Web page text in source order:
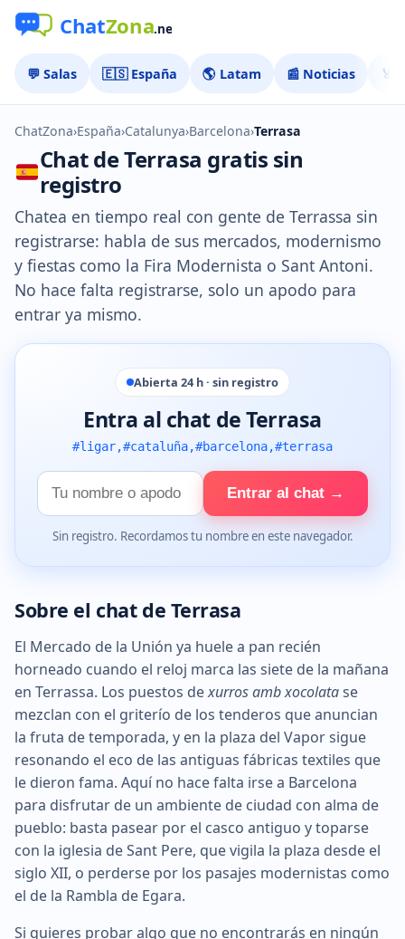
💬 Salas 🇪🇸 España 🌎 Latam 📰 Noticias 🏅
ChatZona›España›Catalunya›Barcelona›Terrasa
Chat de Terrasa gratis sin
registro
Chatea en tiempo real con gente de Terrassa sin
registrarse: habla de sus mercados, modernismo
y fiestas como la Fira Modernista o Sant Antoni.
No hace falta registrarse, solo un apodo para
entrar ya mismo.
Abierta 24 h · sin registro
Entra al chat de Terrasa
#ligar,#cataluña,#barcelona,#terrasa
Tu
nombre
Entrar al chat →
Sin registro. Recordamos tu nombre en este navegador.
Sobre el chat de Terrasa
El Mercado de la Unión ya huele a pan recién
horneado cuando el reloj marca las siete de la mañana
en Terrassa. Los puestos dexurros amb xocolatase
mezclan con el griterío de los tenderos que anuncian
la fruta de temporada, y en la plaza del Vapor sigue
resonando el eco de las antiguas fábricas textiles que
le dieron fama. Aquí no hace falta irse a Barcelona
para disfrutar de un ambiente de ciudad con alma de
pueblo: basta pasear por el casco antiguo y toparse
con la iglesia de Sant Pere, que vigila la plaza desde el
siglo XII, o perderse por los pasajes modernistas como
el de la Rambla de Egara.
Si quieres probar algo que no encontrarás en ningún